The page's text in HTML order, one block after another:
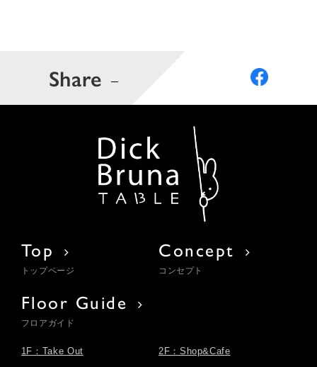
Share
Top
トップページ
Concept
コンセプト
Floor Guide
フロアガイド
1F：Take Out 2F：Shop&Cafe